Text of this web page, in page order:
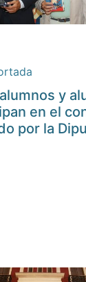
y
en el
por la